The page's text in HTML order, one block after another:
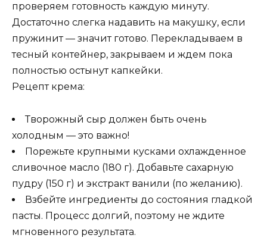
проверяем готовность каждую минуту.
Достаточно слегка надавить на макушку, если
пружинит — значит готово. Перекладываем в
тесный контейнер, закрываем и ждем пока
полностью остынут капкейки.
Рецепт крема:
Творожный сыр должен быть очень
холодным — это важно!
Порежьте крупными кусками охлажденное
сливочное масло (180 г). Добавьте сахарную
пудру (150 г) и экстракт ванили (по желанию).
Взбейте ингредиенты до состояния гладкой
пасты. Процесс долгий, поэтому не ждите
мгновенного результата.